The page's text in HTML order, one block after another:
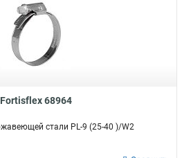
Fortisflex 68964
стали PL-9 (25-40 )/W2